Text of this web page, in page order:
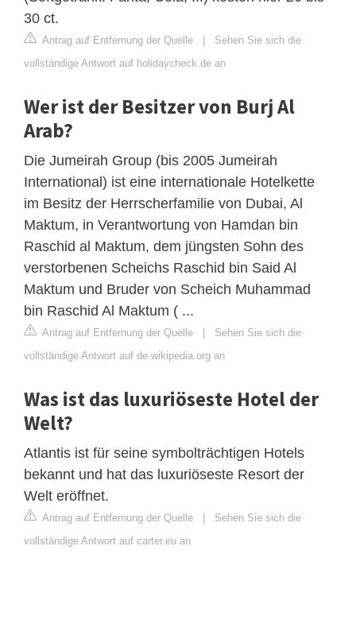
30 ct.
Antrag auf Entfernung der Quelle | Sehen Sie sich die
vollständige Antwort auf holidaycheck.de an
Wer ist der Besitzer von Burj Al
Arab?
Die Jumeirah Group (bis 2005 Jumeirah
International) ist eine internationale Hotelkette
im Besitz der Herrscherfamilie von Dubai, Al
Maktum, in Verantwortung von Hamdan bin
Raschid al Maktum, dem jüngsten Sohn des
verstorbenen Scheichs Raschid bin Said Al
Maktum und Bruder von Scheich Muhammad
bin Raschid Al Maktum ( ...
Antrag auf Entfernung der Quelle | Sehen Sie sich die
vollständige Antwort auf de.wikipedia.org an
Was ist das luxuriöseste Hotel der
Welt?
Atlantis ist für seine symbolträchtigen Hotels
bekannt und hat das luxuriöseste Resort der
Welt eröffnet.
Antrag auf Entfernung der Quelle | Sehen Sie sich die
vollständige Antwort auf carter.eu an